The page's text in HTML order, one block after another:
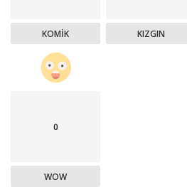
KOMIK KIZGIN
0
WOW